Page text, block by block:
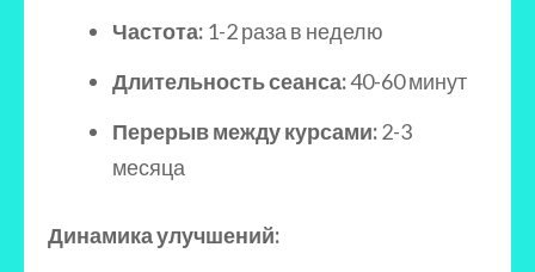
Частота: 1-2 раза в неделю
Длительность сеанса:40-60 минут
Перерыв между курсами:2-3
месяца
Динамика улучшений: